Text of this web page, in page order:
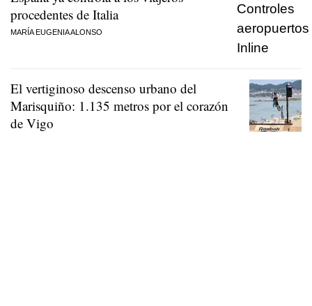
procedentes de Italia
MARÍA EUGENIA ALONSO
El vertiginoso descenso urbano del
Marisquiño: 1.135 metros por el corazón
de Vigo